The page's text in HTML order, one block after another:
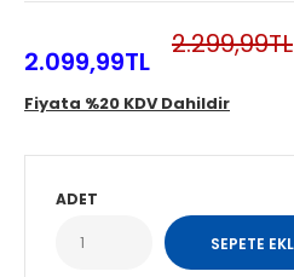
2.099,99TL
2.299,99TL
Fiyata %20 KDV Dahildir
ADET